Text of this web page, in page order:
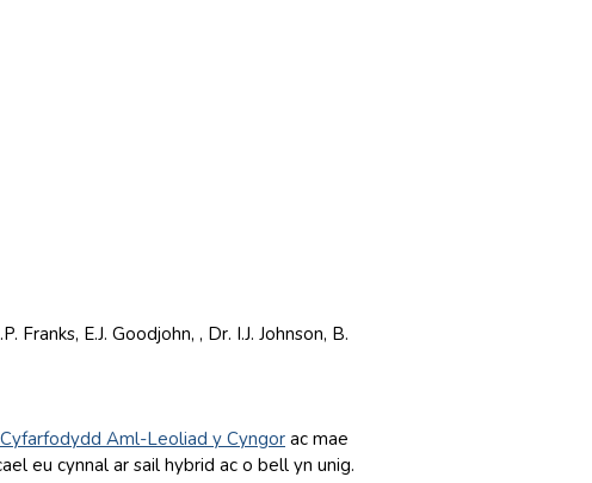
Franks, E.J. Goodjohn, , Dr. I.J. Johnson, B.
Aml-Leoliad y Cyngorac mae
eu cynnal ar sail hybrid ac o bell yn unig.